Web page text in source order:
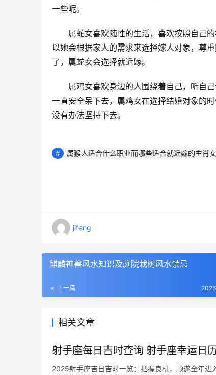
一些呢。
属蛇女喜欢随性的生活，喜欢按照自己的
以她会根据家人的需求来选择嫁人对象，尊
了，属蛇女会选择就近嫁。
属鸡女喜欢身边的人围绕着自己，听自己
一直安全呆下去，属鸡女在选择结婚对象的
没有办法坚持下去。
属猴人适合什么职业而哪些适合就近嫁的生肖女
jifeng
麒麟神兽风水知识及庭院栽树风水禁忌
上一篇
相关文章
射手座每日吉时查询 射手座幸运日
2025射手座吉日吉时一览：把握良机，顺遂全年